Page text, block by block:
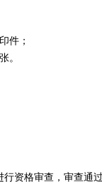
件；
。
资格审查，审查通